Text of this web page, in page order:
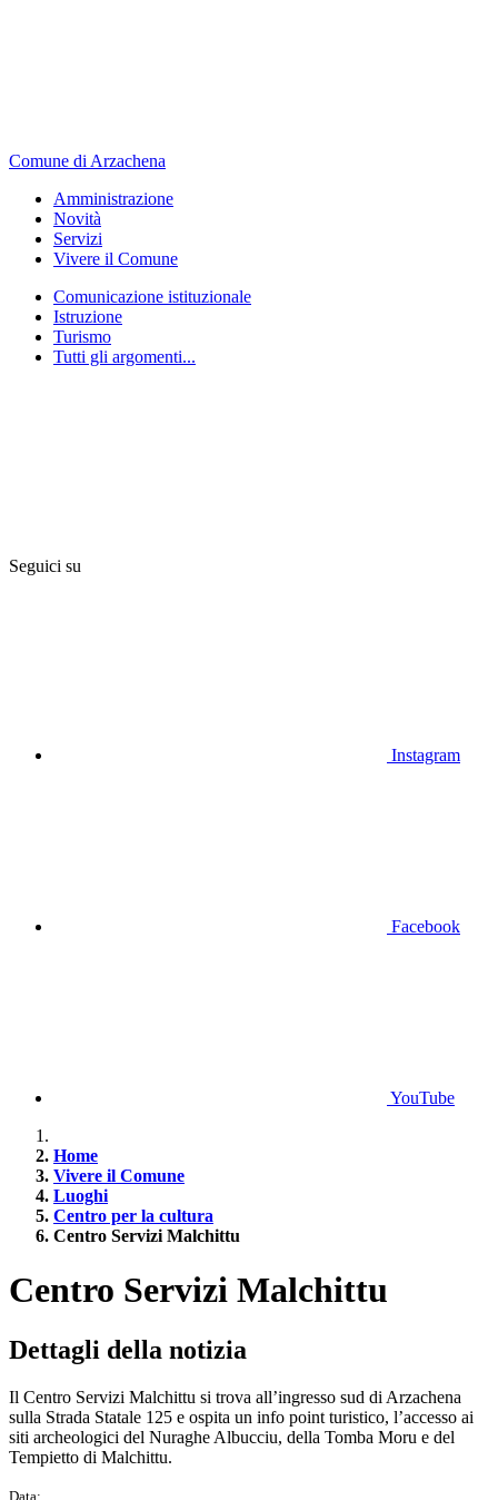
Comune di Arzachena
Amministrazione
Novità
Servizi
Vivere il Comune
Comunicazione istituzionale
Istruzione
Turismo
Tutti gli argomenti...
Seguici su
Instagram
Facebook
YouTube
Home
Vivere il Comune
Luoghi
Centro per la cultura
Centro Servizi Malchittu
Centro Servizi Malchittu
Dettagli della notizia
Il Centro Servizi Malchittu si trova all’ingresso sud di Arzachena
sulla Strada Statale 125 e ospita un info point turistico, l’accesso ai
siti archeologici del Nuraghe Albucciu, della Tomba Moru e del
Tempietto di Malchittu.
Data: